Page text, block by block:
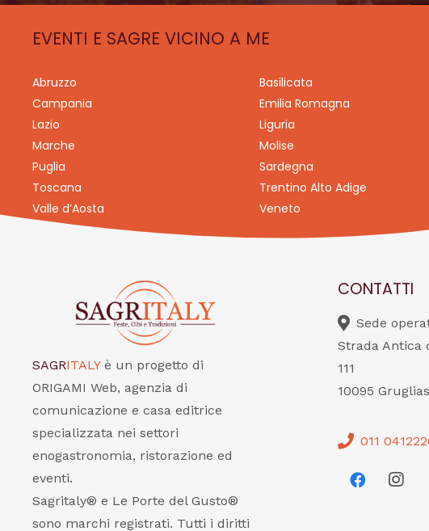
EVENTI E SAGRE VICINO A ME
Abruzzo Basilicata
Campania
Emilia Romagna
Lazio
Liguria
Marche
Molise
Puglia
Sardegna
Toscana
Trentino Alto Adige
Valle d’Aosta
Veneto
SAGRITALY è un progetto di
ORIGAMI Web, agenzia di
comunicazione e casa editrice
specializzata nei settori
enogastronomia, ristorazione ed
eventi.
Sagritaly® e Le Porte del Gusto®
sono marchi registrati. Tutti i diritti
CONTATTI
Sede
Strada Antica
111
10095
011